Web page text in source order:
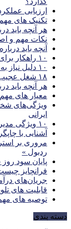
ارزیابی
تکنیک های
هر آنچه باید
نکات مهم و
آنچه باید
۱۰ راهکار برای برنامه نویسی
۱۰ دلیل نیاز به استراتژی دیجیتال مارکتینگ در سال ۹۷
۱۸ شغل عجیب در صنعت هتلداری
هر آنچه باید
معیار های
ویژگی‌های
ایرانی
۱۰ ویژگی مدیران چابک
آشنایی با
ردبول »
پایان سود روز
فرانچایز
جریان‌های
قابلیت های
توصیه های
دسته بندی